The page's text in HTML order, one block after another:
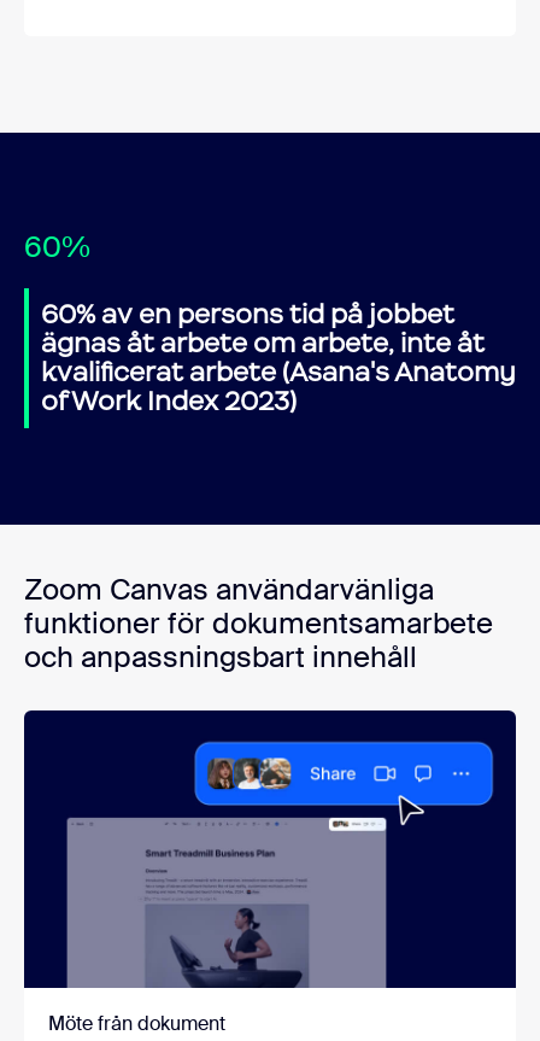
60%
60% av en persons tid på jobbet
ägnas åt arbete om arbete, inte åt
kvalificerat arbete (Asana's Anatomy
of Work Index 2023)
Zoom Canvas användarvänliga
funktioner för dokumentsamarbete
och anpassningsbart innehåll
Möte från dokument